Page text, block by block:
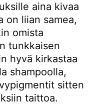
aina kivaa
on liian samea,
omista
tunkkaisen
hyvä kirkastaa
shampoolla,
sitten
taittoa.